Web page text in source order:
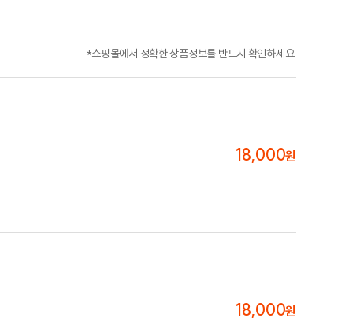
*쇼핑몰에서 정확한 상품정보를 반드시 확인하세요.
18,000원
18,000원